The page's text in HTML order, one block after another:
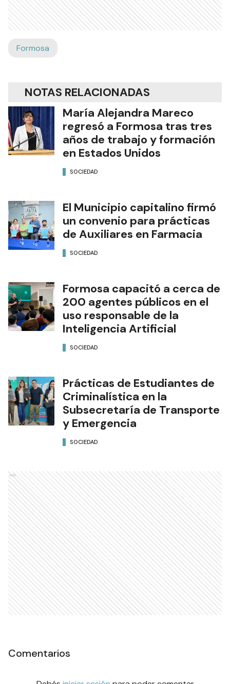
Formosa
NOTAS RELACIONADAS
María Alejandra Mareco
regresó a Formosa tras tres
años de trabajo y formación
en Estados Unidos
SOCIEDAD
El Municipio capitalino firmó
un convenio para prácticas
de Auxiliares en Farmacia
SOCIEDAD
Formosa capacitó a cerca de
200 agentes públicos en el
uso responsable de la
Inteligencia Artificial
SOCIEDAD
Prácticas de Estudiantes de
Criminalística en la
Subsecretaría de Transporte
y Emergencia
SOCIEDAD
Ads
Comentarios